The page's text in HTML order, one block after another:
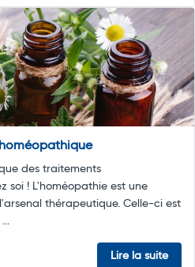
des traitements
soi ! L'homéopathie est une
thérapeutique. Celle-ci est
Lire la suite